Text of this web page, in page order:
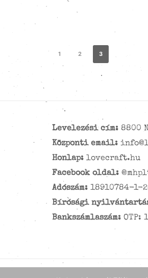
1 2 3
Levelezési cím: 8800
Központi email:
Honlap: lovecraft.hu
Facebook oldal:
Adószám: 18910784-1-
Bírósági
Bankszámlaszám: OTP: